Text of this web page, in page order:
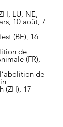
LU, NE,
10 août, 7
(BE), 16
de
(FR),
de
(ZH), 17